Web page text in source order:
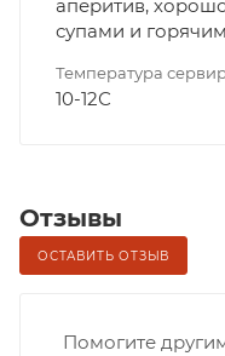
аперитив,
супами и
Температура
10-12С
Отзывы
ОСТАВИТЬ ОТЗЫВ
Помогите